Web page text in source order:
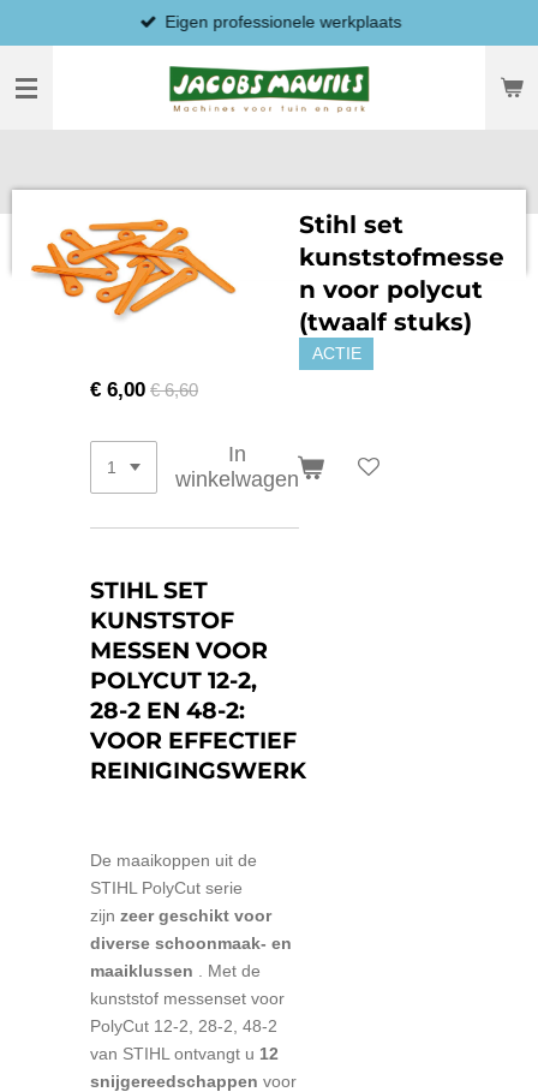
direct
naar
hoofdinhoud
Eigen professionele werkplaats
Stihl set
kunststofmesse
n voor polycut
(twaalf stuks)
ACTIE
€ 6,00 € 6,60
In
winkelwagen
STIHL SET
KUNSTSTOF
MESSEN VOOR
POLYCUT 12-2,
28-2 EN 48-2:
VOOR EFFECTIEF
REINIGINGSWERK
De maaikoppen uit de
STIHL PolyCut serie
zijn zeer geschikt voor
diverse schoonmaak- en
maaiklussen
. Met de
kunststof messenset voor
PolyCut 12-2, 28-2, 48-2
van STIHL ontvangt u 12
snijgereedschappen voor